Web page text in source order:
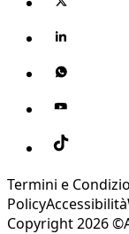
Termini e
PolicyAccessibilità
Copyright 2026